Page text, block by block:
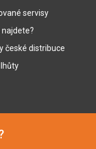
servisy
najdete?
české distribuce